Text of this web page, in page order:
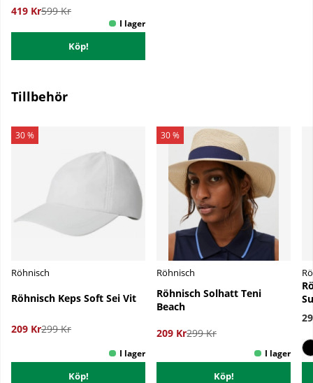
419 Kr599 Kr
Köp!
Tillbehör
30 %
Röhnisch
Röhnisch Keps Soft Sei Vit
209 Kr299 Kr
Köp!
30 %
Röhnisch
Röhnisch Solhatt Teni
Beach
209 Kr299 Kr
Köp!